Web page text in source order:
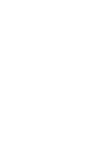
los für unsere täglichen
der kleinen und auch
auf unseren
Abu Nuhas oder an der